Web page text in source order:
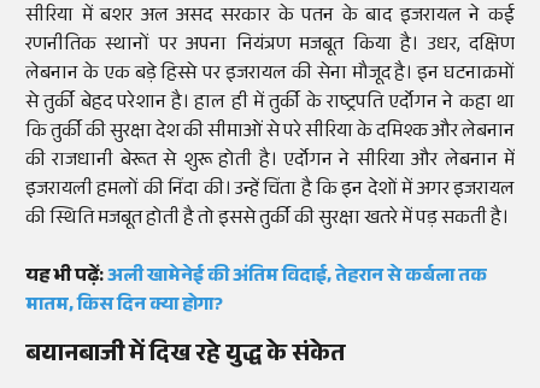
सीरिया में बशर अल असद सरकार के पतन के बाद इजरायल ने कई
रणनीतिक स्थानों पर अपना नियंत्रण मजबूत किया है। उधर, दक्षिण
लेबनान के एक बड़े हिस्से पर इजरायल की सेना मौजूद है। इन घटनाक्रमों
से तुर्की बेहद परेशान है। हाल ही में तुर्की के राष्ट्रपति एर्दोगन ने कहा था
कि तुर्की की सुरक्षा देश की सीमाओं से परे सीरिया के दमिश्क और लेबनान
की राजधानी बेरूत से शुरू होती है। एर्दोगन ने सीरिया और लेबनान में
इजरायली हमलों की निंदा की। उन्हें चिंता है कि इन देशों में अगर इजरायल
की स्थिति मजबूत होती है तो इससे तुर्की की सुरक्षा खतरे में पड़ सकती है।
यह भी पढ़ें:अली खामेनेई की अंतिम विदाई, तेहरान से कर्बला तक
मातम, किस दिन क्या होगा?
बयानबाजी में दिख रहे युद्ध के संकेत